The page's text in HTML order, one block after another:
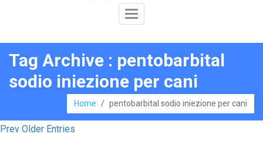
Toggle
Tag Archive : pentobarbital
sodio iniezione per cani
Home / pentobarbital sodio iniezione per cani
Prev Older Entries